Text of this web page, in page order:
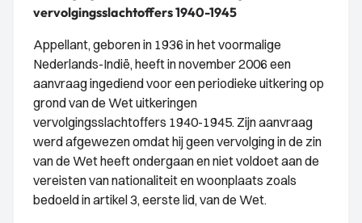
vervolgingsslachtoffers 1940-1945
Appellant, geboren in 1936 in het voormalige
Nederlands-Indië, heeft in november 2006 een
aanvraag ingediend voor een periodieke uitkering op
grond van de Wet uitkeringen
vervolgingsslachtoffers 1940-1945. Zijn aanvraag
werd afgewezen omdat hij geen vervolging in de zin
van de Wet heeft ondergaan en niet voldoet aan de
vereisten van nationaliteit en woonplaats zoals
bedoeld in artikel 3, eerste lid, van de Wet.